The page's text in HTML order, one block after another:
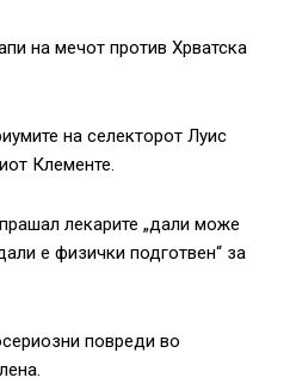
на мечот против Хрватска
на селекторот Луис
Клементе.
лекарите „дали може
е физички подготвен“ за
повреди во